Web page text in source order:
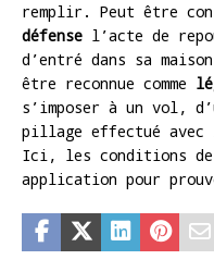
remplir. Peut être
défense l’acte de
d’entré dans sa
être reconnue comme
s’imposer à un vol,
pillage effectué avec
Ici, les conditions
application pour